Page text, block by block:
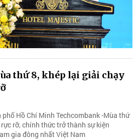
thứ 8, khép lại giải chạy
Hồ Chí Minh Techcombank -Mùa thứ
rỡ, chính thức trở thành sự kiện
gia đông nhất Việt Nam